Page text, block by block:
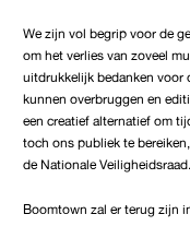
We zijn vol begrip voor de
om het verlies van zoveel
uitdrukkelijk bedanken voor
kunnen overbruggen en
een creatief alternatief om
toch ons publiek te
de Nationale
Boomtown zal er terug zijn